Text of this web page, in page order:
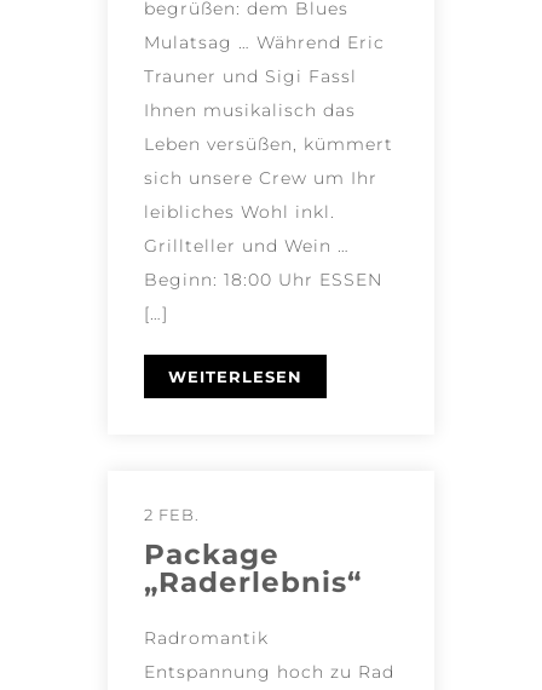
begrüßen: dem Blues
Mulatsag … Während Eric
Trauner und Sigi Fassl
Ihnen musikalisch das
Leben versüßen, kümmert
sich unsere Crew um Ihr
leibliches Wohl inkl.
Grillteller und Wein …
Beginn: 18:00 Uhr ESSEN
[…]
WEITERLESEN
2 FEB.
Package
„Raderlebnis“
Radromantik
Entspannung hoch zu Rad